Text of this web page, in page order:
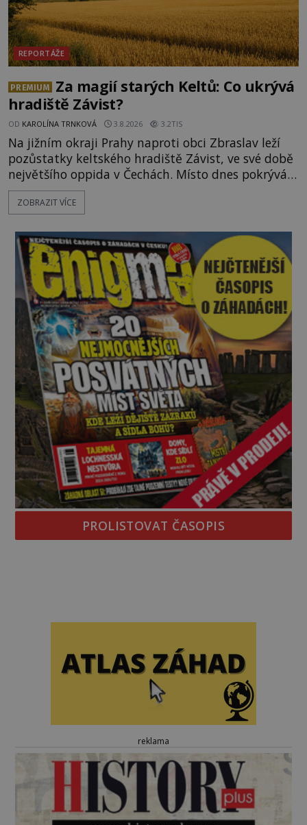
REPORTÁŽE
PREMIUM
Za magií starých Keltů: Co ukrývá
hradiště Závist?
OD KAROLÍNA TRNKOVÁ 3.8.2026 3.2TIS
Na jižním okraji Prahy naproti obci Zbraslav leží
pozůstatky keltského hradiště Závist, ve své době
největšího oppida v Čechách. Místo dnes pokrývá
les, zbytky po kdysi monumentálním hradišti jsou
ale v terénu patrné stále. Co dalšího tu po Keltech
vrch Hr
ZOBRAZIT VÍCE
PROLISTOVAT ČASOPIS
reklama